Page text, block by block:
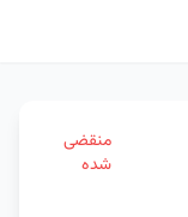
منقضی
شده